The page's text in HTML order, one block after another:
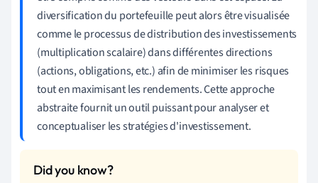
diversification du portefeuille peut alors être visualisée
comme le processus de distribution des investissements
(multiplication scalaire) dans différentes directions
(actions, obligations, etc.) afin de minimiser les risques
tout en maximisant les rendements. Cette approche
abstraite fournit un outil puissant pour analyser et
conceptualiser les stratégies d'investissement.